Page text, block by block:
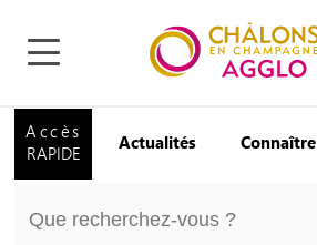
Accès
RAPIDE
Actualités Connaître